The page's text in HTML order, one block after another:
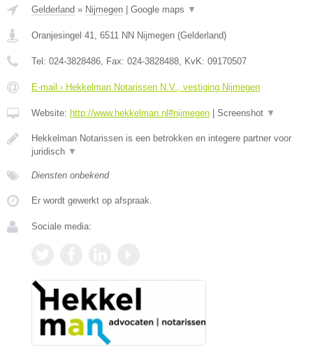
Gelderland » Nijmegen | Google maps ▼
Oranjesingel 41 6511 NN Nijmegen (Gelderland)
Tel: 024-3828486 , Fax: 024-3828488 , KvK: 09170507
E-mail › Hekkelman Notarissen N.V., vestiging Nijmegen
Website: http://www.hekkelman.nl#nijmegen | Screenshot ▼
Hekkelman Notarissen is een betrokken en integere partner voor
juridisch ▼
Diensten onbekend
Er wordt gewerkt op afspraak.
Sociale media: